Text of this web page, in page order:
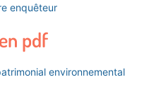
enquêteur
pdf
environnemental